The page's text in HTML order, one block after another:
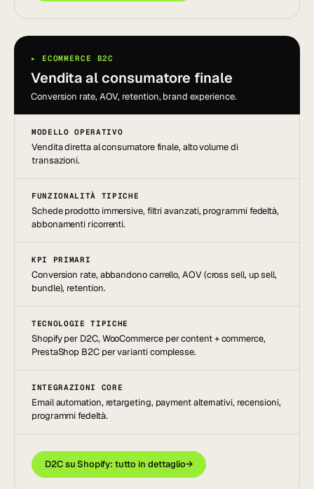
▸ ECOMMERCE B2C
Vendita al consumatore finale
Conversion rate, AOV, retention, brand experience.
MODELLO OPERATIVO
Vendita diretta al consumatore finale, alto volume di
transazioni.
FUNZIONALITÀ TIPICHE
Schede prodotto immersive, filtri avanzati, programmi fedeltà,
abbonamenti ricorrenti.
KPI PRIMARI
Conversion rate, abbandono carrello, AOV (cross sell, up sell,
bundle), retention.
TECNOLOGIE TIPICHE
Shopify per D2C, WooCommerce per content + commerce,
PrestaShop B2C per varianti complesse.
INTEGRAZIONI CORE
Email automation, retargeting, payment alternativi, recensioni,
programmi fedeltà.
D2C su Shopify: tutto in dettaglio→